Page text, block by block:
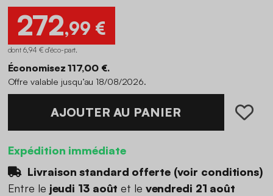
272,99 €
dont 6,94 € d'éco-part.
Économisez 117,00 €.
Offre valable jusqu’au 18/08/2026.
AJOUTER AU PANIER
Expédition immédiate
Livraison standard offerte (voir conditions)
Entre le jeudi 13 août et le vendredi 21 août